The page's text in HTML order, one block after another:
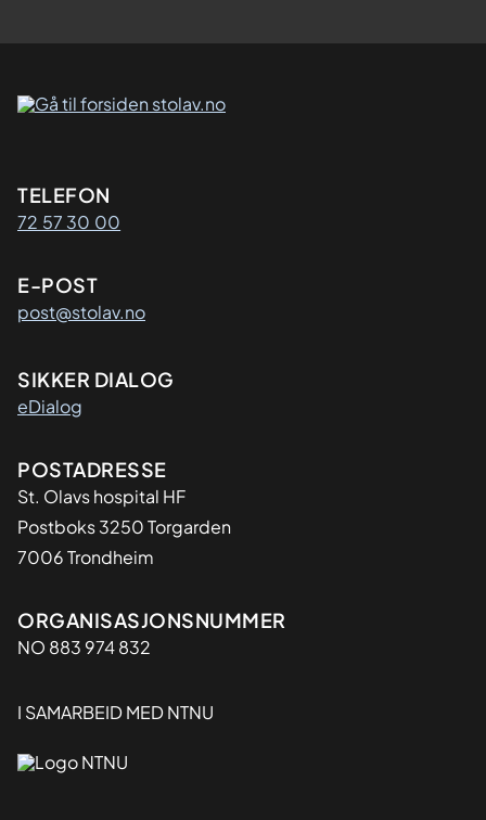
Kontaktinformasjon
TELEFON
72 57 30 00
E-POST
post@stolav.no
SIKKER DIALOG
eDialog
Adresse
POSTADRESSE
St. Olavs hospital HF
Postboks 3250 Torgarden
7006 Trondheim
Organisasjon
ORGANISASJONSNUMMER
NO 883 974 832
I SAMARBEID MED NTNU